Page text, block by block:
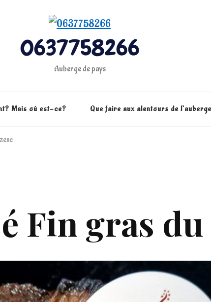
0637758266
Auberge de pays
Mais où est-ce? Que faire aux alentours de
Fin gras du